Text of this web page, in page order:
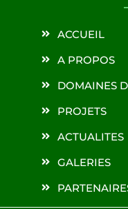
ACCUEIL
A PROPOS
DOMAINES
PROJETS
ACTUALITES
GALERIES